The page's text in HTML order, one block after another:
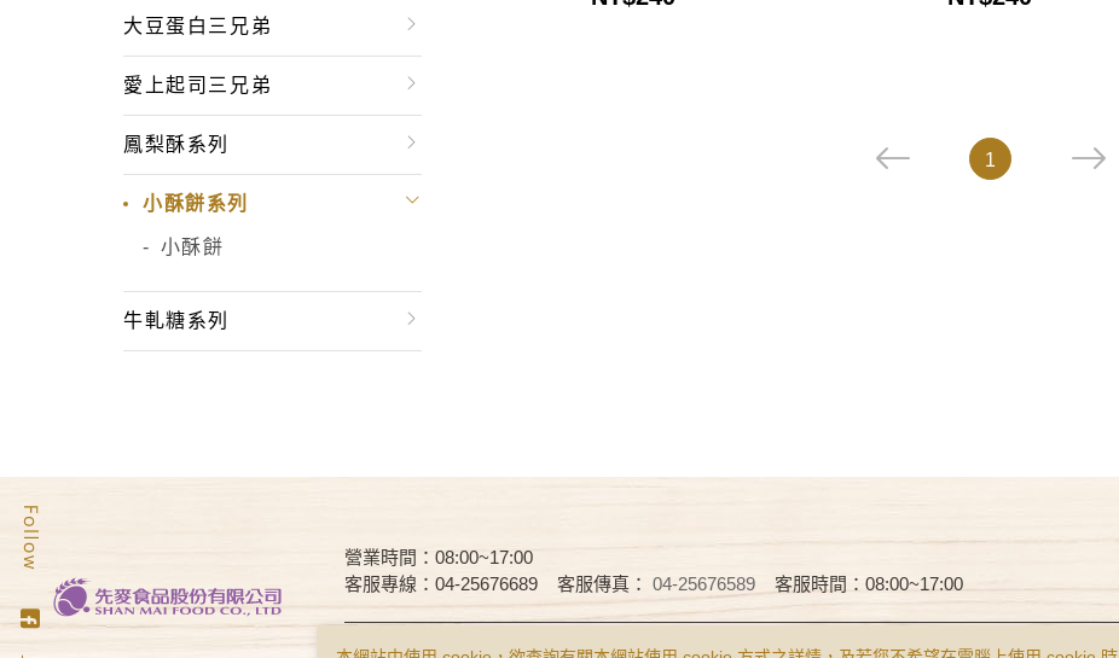
大豆蛋白三兄弟
愛上起司三兄弟
鳳梨酥系列
小酥餅系列
小酥餅
牛軋糖系列
1
營業時間：08:00~17:00
客服專線：04-25676689
客服傳真：04-25676589 客服時間：08:00~17:00
Copyright © Smai All Rights Reserved. 食品業者登錄字號 B-122977643-00001-0